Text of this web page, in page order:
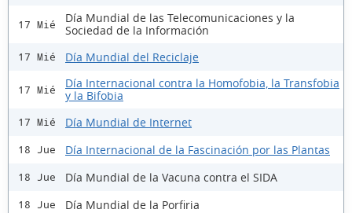
17 Mié
Día Mundial de las Telecomunicaciones y la
Sociedad de la Información
17 Mié Día Mundial del Reciclaje
17 Mié
Día Internacional contra la Homofobia, la Transfobia
y la Bifobia
17 Mié Día Mundial de Internet
18 Jue Día Internacional de la Fascinación por las Plantas
18 Jue Día Mundial de la Vacuna contra el SIDA
18 Jue Día Mundial de la Porfiria